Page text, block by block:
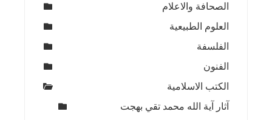
الصحافة والاعلام
العلوم الطبيعية
الفلسفة
الفنون
الكتب الاسلامية
آثار آية الله محمد تقي بهجت